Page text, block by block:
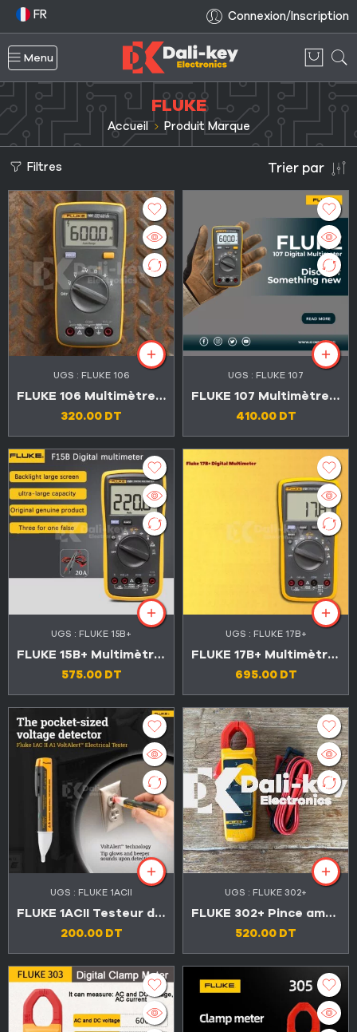
FR Connexion/Inscription
Menu
FLUKE
Accueil Produit Marque
Filtres Trier par
UGS : FLUKE 106
FLUKE 106 Multimètre numérique automatique
320.00 DT
UGS : FLUKE 107
FLUKE 107 Multimètre numérique automatique
410.00 DT
UGS : FLUKE 15B+
FLUKE 15B+ Multimètre numérique automatique
575.00 DT
UGS : FLUKE 17B+
FLUKE 17B+ Multimètre numérique automatique
695.00 DT
UGS : FLUKE 1ACII
FLUKE 1ACII Testeur de tension sans contact 1000V
200.00 DT
UGS : FLUKE 302+
FLUKE 302+ Pince ampèremétrique numérique 600V 400A
520.00 DT